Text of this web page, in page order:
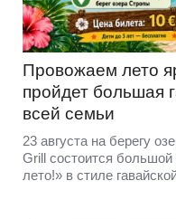
Провожаем лето
пройдет большая
всей семьи
23 августа на берегу
Grill состоится
лето!» в стиле